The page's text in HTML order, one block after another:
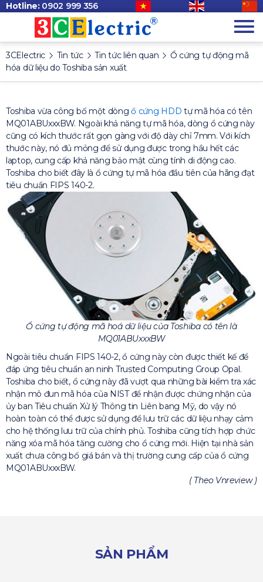
Hotline: 0902 999 356
3CElectric Tin tức Tin tức liên quan
Ổ cứng tự động mã
hóa dữ liệu do Toshiba sản xuất
Toshiba vừa công bố một dòngổ cứng HDD tự mã hóa có tên
MQ01ABUxxxBW. Ngoài khả năng tự mã hóa, dòng ổ cứng này
cũng có kích thước rất gọn gàng với độ dày chỉ 7mm. Với kích
thước này, nó đủ mỏng để sử dụng được trong hầu hết các
laptop, cung cấp khả năng bảo mật cùng tính di động cao.
Toshiba cho biết đây là ổ cứng tự mã hóa đầu tiên của hãng đạt
tiêu chuẩn FIPS 140-2.
Ổ cứng tự động mã hoá dữ liệu của Toshiba có tên là
MQ01ABUxxxBW
Ngoài tiêu chuẩn FIPS 140-2, ổ cứng này còn được thiết kế để
đáp ứng tiêu chuẩn an ninh Trusted Computing Group Opal.
Toshiba cho biết, ổ cứng này đã vượt qua những bài kiểm tra xác
nhận mô đun mã hóa của NIST để nhận được chứng nhận của
ủy ban Tiêu chuẩn Xử lý Thông tin Liên bang Mỹ, do vậy nó
hoàn toàn có thể được sử dụng để lưu trữ các dữ liệu nhạy cảm
cho hệ thống lưu trữ của chính phủ. Toshiba cũng tích hợp chức
năng xóa mã hóa tăng cường cho ổ cứng mới. Hiện tại nhà sản
xuất chưa công bố giá bán và thị trường cung cấp của ổ cứng
MQ01ABUxxxBW.
( Theo Vnreview )
SẢN PHẨM